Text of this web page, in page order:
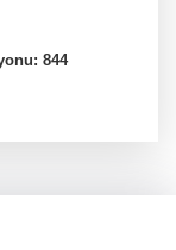
844